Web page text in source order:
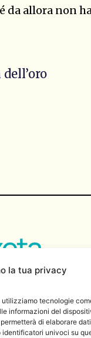
la tua privacy
utilizziamo tecnologie
informazioni del
di elaborare
univoci su
da allora non
della Scuola Superiore
Nuovo, Reg.
2008.